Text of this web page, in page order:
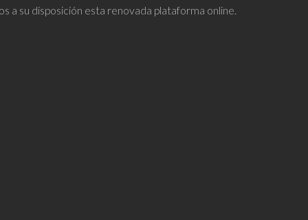
a su disposición esta renovada plataforma online.